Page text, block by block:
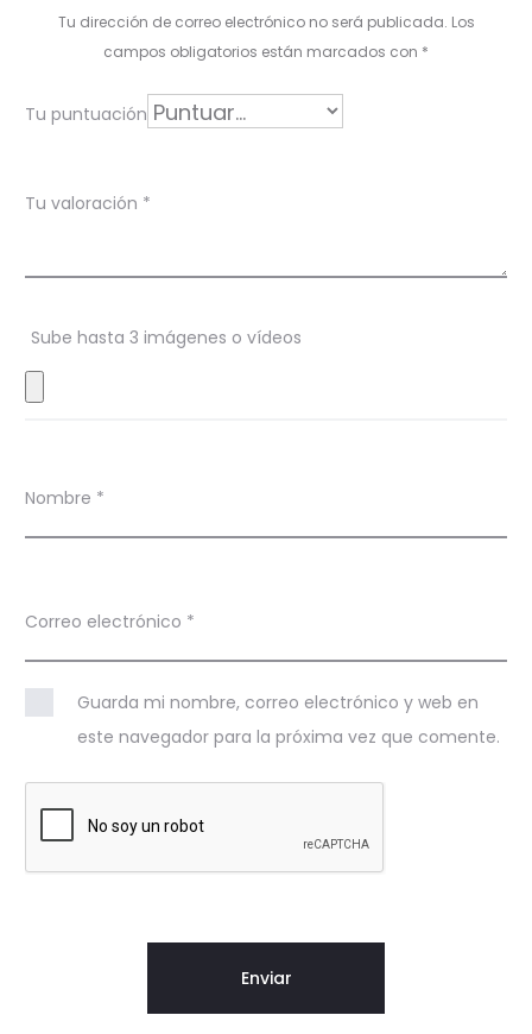
c
o
n
s
Tu dirección de correo electrónico no será publicada. Los
campos obligatorios están marcados con *
Tu puntuación
Tu valoración *
Sube hasta 3 imágenes o vídeos
Nombre *
Correo electrónico *
Guarda mi nombre, correo electrónico y web en
este navegador para la próxima vez que comente.